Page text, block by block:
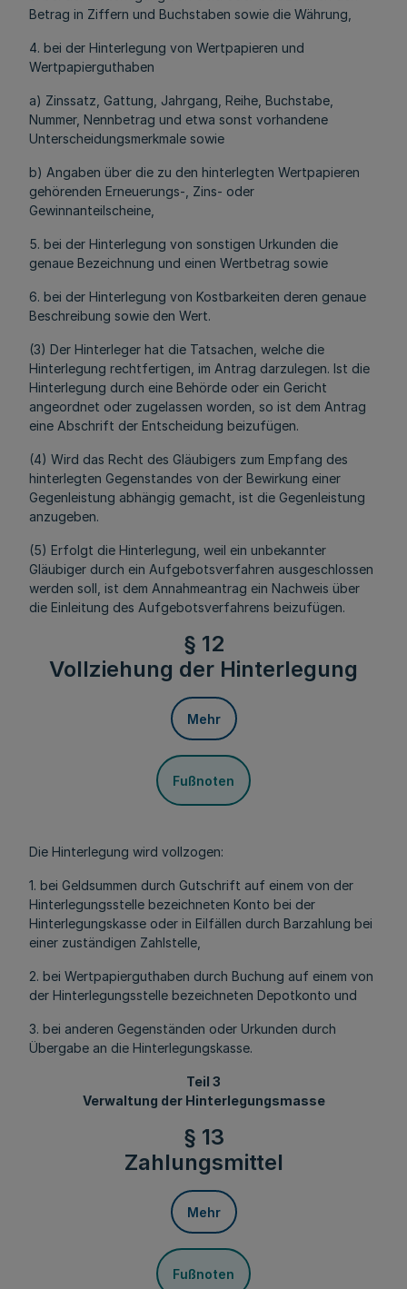
Betrag in Ziffern und Buchstaben sowie die Währung,
4. bei der Hinterlegung von Wertpapieren und
Wertpapierguthaben
a) Zinssatz, Gattung, Jahrgang, Reihe, Buchstabe,
Nummer, Nennbetrag und etwa sonst vorhandene
Unterscheidungsmerkmale sowie
b) Angaben über die zu den hinterlegten Wertpapieren
gehörenden Erneuerungs-, Zins- oder
Gewinnanteilscheine,
5. bei der Hinterlegung von sonstigen Urkunden die
genaue Bezeichnung und einen Wertbetrag sowie
6. bei der Hinterlegung von Kostbarkeiten deren genaue
Beschreibung sowie den Wert.
(3) Der Hinterleger hat die Tatsachen, welche die
Hinterlegung rechtfertigen, im Antrag darzulegen. Ist die
Hinterlegung durch eine Behörde oder ein Gericht
angeordnet oder zugelassen worden, so ist dem Antrag
eine Abschrift der Entscheidung beizufügen.
(4) Wird das Recht des Gläubigers zum Empfang des
hinterlegten Gegenstandes von der Bewirkung einer
Gegenleistung abhängig gemacht, ist die Gegenleistung
anzugeben.
(5) Erfolgt die Hinterlegung, weil ein unbekannter
Gläubiger durch ein Aufgebotsverfahren ausgeschlossen
werden soll, ist dem Annahmeantrag ein Nachweis über
die Einleitung des Aufgebotsverfahrens beizufügen.
§ 12
Vollziehung der Hinterlegung
Mehr
Fußnoten
Die Hinterlegung wird vollzogen:
1. bei Geldsummen durch Gutschrift auf einem von der
Hinterlegungsstelle bezeichneten Konto bei der
Hinterlegungskasse oder in Eilfällen durch Barzahlung bei
einer zuständigen Zahlstelle,
2. bei Wertpapierguthaben durch Buchung auf einem von
der Hinterlegungsstelle bezeichneten Depotkonto und
3. bei anderen Gegenständen oder Urkunden durch
Übergabe an die Hinterlegungskasse.
Teil 3
Verwaltung der Hinterlegungsmasse
§ 13
Zahlungsmittel
Mehr
Fußnoten